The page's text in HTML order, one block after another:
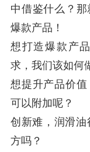
中借鉴什么？
爆款产品！
想打造爆款产
求，我们该如何
想提升产品价
可以附加呢？
创新难，润滑
方吗？